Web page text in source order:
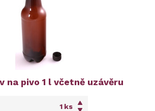
na pivo 1 l včetně uzávěru
ks